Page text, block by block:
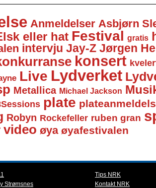
Anmeldelser Asbjørn
eller hat Festival gratis
intervju Jay-Z Jørgen
konsert
Live Lydverket
Metallica Michael Jackson
plate
Robyn Rockefeller ruben gran
video øya øyafestivalen
Strømsnes
Tips NRK
Kontakt NRK